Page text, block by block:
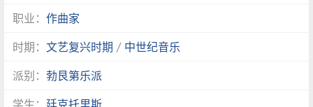
职业：作曲家
时期：文艺复兴时期 / 中世纪音乐
派别：勃艮第乐派
学生：廷克托里斯